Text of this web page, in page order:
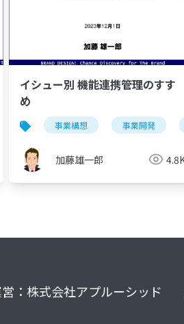
事業開発
イシュー別 機能連携管理のすす
め
事業構想 事業開発
加藤雄一郎
：株式会社アプルーシッド